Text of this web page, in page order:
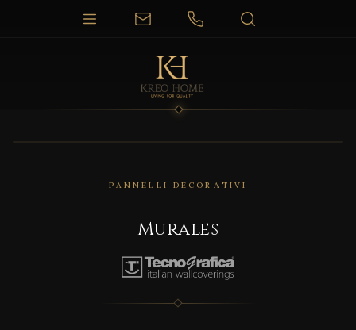
PANNELLI DECORATIVI
Murales